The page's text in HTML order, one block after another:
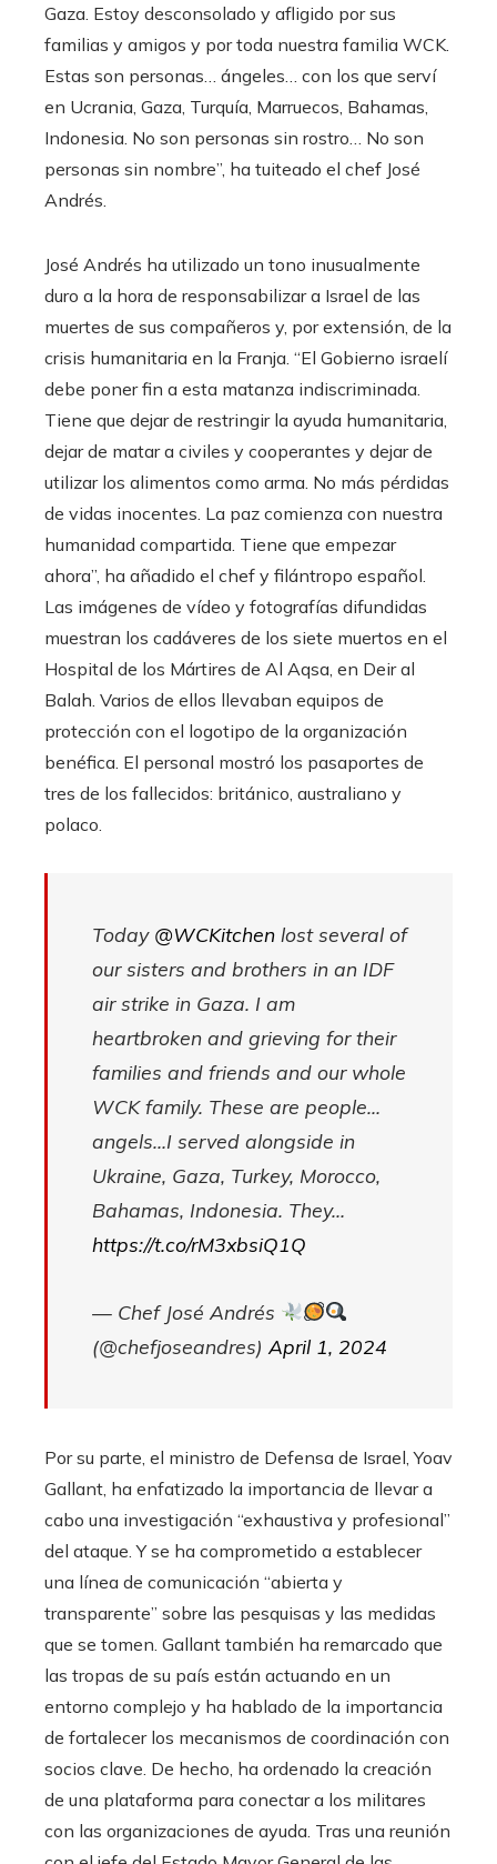
Gaza. Estoy desconsolado y afligido por sus
familias y amigos y por toda nuestra familia WCK.
Estas son personas… ángeles… con los que serví
en Ucrania, Gaza, Turquía, Marruecos, Bahamas,
Indonesia. No son personas sin rostro… No son
personas sin nombre”, ha tuiteado el chef José
Andrés.
José Andrés ha utilizado un tono inusualmente
duro a la hora de responsabilizar a Israel de las
muertes de sus compañeros y, por extensión, de la
crisis humanitaria en la Franja. “El Gobierno israelí
debe poner fin a esta matanza indiscriminada.
Tiene que dejar de restringir la ayuda humanitaria,
dejar de matar a civiles y cooperantes y dejar de
utilizar los alimentos como arma. No más pérdidas
de vidas inocentes. La paz comienza con nuestra
humanidad compartida. Tiene que empezar
ahora”, ha añadido el chef y filántropo español.
Las imágenes de vídeo y fotografías difundidas
muestran los cadáveres de los siete muertos en el
Hospital de los Mártires de Al Aqsa, en Deir al
Balah. Varios de ellos llevaban equipos de
protección con el logotipo de la organización
benéfica. El personal mostró los pasaportes de
tres de los fallecidos: británico, australiano y
polaco.
Today @WCKitchen lost several of
our sisters and brothers in an IDF
air strike in Gaza. I am
heartbroken and grieving for their
families and friends and our whole
WCK family. These are people…
angels…I served alongside in
Ukraine, Gaza, Turkey, Morocco,
Bahamas, Indonesia. They…
https://t.co/rM3xbsiQ1Q
— Chef José Andrés
(@chefjoseandres) April 1, 2024
Por su parte, el ministro de Defensa de Israel, Yoav
Gallant, ha enfatizado la importancia de llevar a
cabo una investigación “exhaustiva y profesional”
del ataque. Y se ha comprometido a establecer
una línea de comunicación “abierta y
transparente” sobre las pesquisas y las medidas
que se tomen. Gallant también ha remarcado que
las tropas de su país están actuando en un
entorno complejo y ha hablado de la importancia
de fortalecer los mecanismos de coordinación con
socios clave. De hecho, ha ordenado la creación
de una plataforma para conectar a los militares
con las organizaciones de ayuda. Tras una reunión